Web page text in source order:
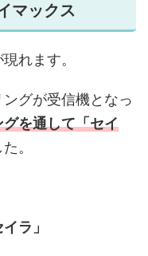
マックス
れます。
ングが受信機となっ
グを通して「セイ
。
ラ」